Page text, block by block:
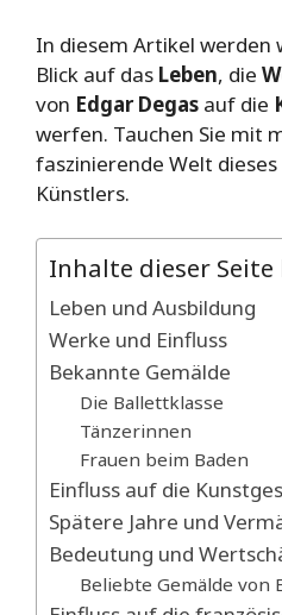
In diesem Artikel werden
Blick auf das Leben, die
von Edgar Degas auf die
werfen. Tauchen Sie mit
faszinierende Welt
Künstlers.
Inhalte dieser Seite
Leben und Ausbildung
Werke und Einfluss
Bekannte Gemälde
Die Ballettklasse
Tänzerinnen
Frauen beim Baden
Einfluss auf die
Spätere Jahre und
Bedeutung und
Beliebte Gemälde von